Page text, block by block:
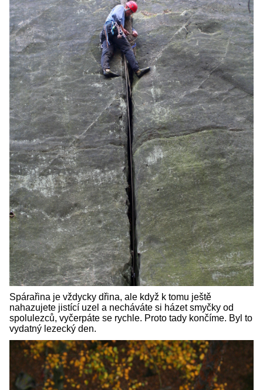
Spárařina je vždycky dřina, ale když k tomu ještě
nahazujete jistící uzel a necháváte si házet smyčky od
spolulezců, vyčerpáte se rychle. Proto tady končíme. Byl to
vydatný lezecký den.